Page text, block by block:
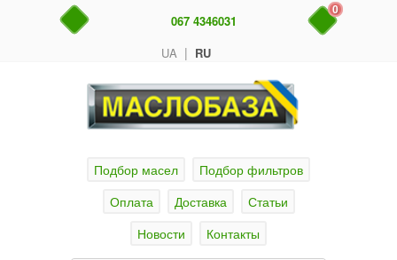
UA | RU
067 4346031
0
Подбор масел
Подбор фильтров
Оплата
Доставка
Статьи
Новости
Контакты